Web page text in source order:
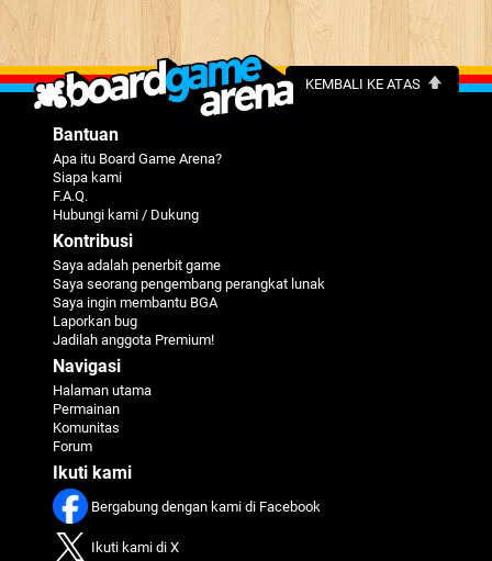
KEMBALI KE ATAS
Bantuan
Apa itu Board Game Arena?
Siapa kami
F.A.Q.
Hubungi kami / Dukung
Kontribusi
Saya adalah penerbit game
Saya seorang pengembang perangkat lunak
Saya ingin membantu BGA
Laporkan bug
Jadilah anggota Premium!
Navigasi
Halaman utama
Permainan
Komunitas
Forum
Ikuti kami
Bergabung dengan kami di Facebook
Ikuti kami di X